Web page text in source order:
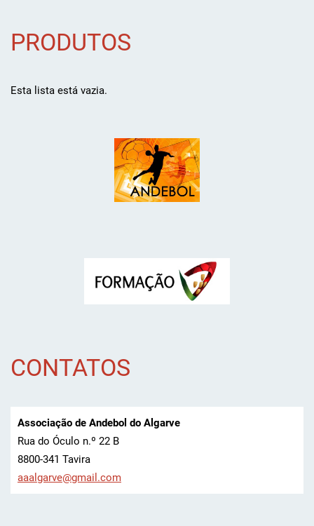
PRODUTOS
Esta lista está vazia.
CONTATOS
Associação de Andebol do Algarve
Rua do Óculo n.º 22 B
8800-341 Tavira
aaalgarve@gmail.com